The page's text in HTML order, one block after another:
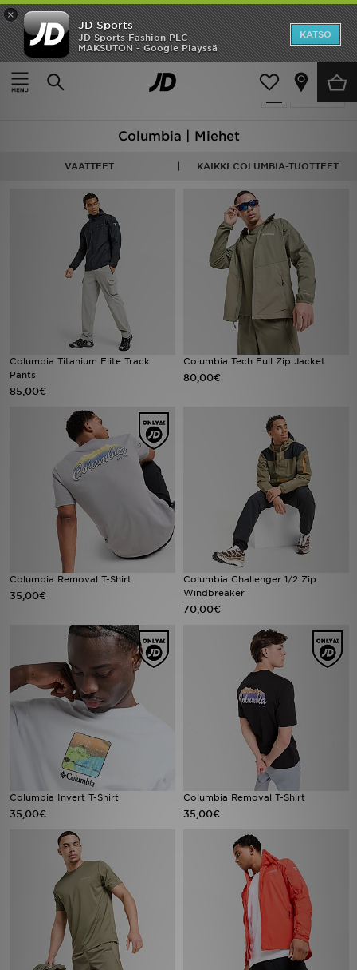
×
JD Sports
JD Sports Fashion PLC
MAKSUTON - Google Playssä
KATSO
Etusivu
Miehet
Suodata
17 tuotetta
Columbia | Miehet
VAATTEET KAIKKI COLUMBIA-TUOTTEET
Columbia Titanium Elite Track
Pants
85,00€
Columbia Tech Full Zip Jacket
80,00€
Columbia Removal T-Shirt
35,00€
Columbia Challenger 1/2 Zip
Windbreaker
70,00€
Columbia Invert T-Shirt
35,00€
Columbia Removal T-Shirt
35,00€
Etusivu
Ale
Tuotemerkit
Jalkapallo
Urheilu
Lataa JD-sovellus
Minun JD
Minun viestini
Asiakaspalvelu ja tietoa